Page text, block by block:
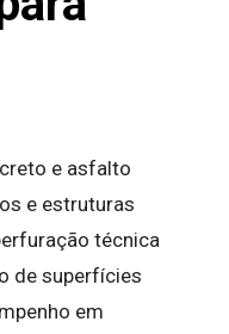
e asfalto
e estruturas
técnica
de superfícies
em